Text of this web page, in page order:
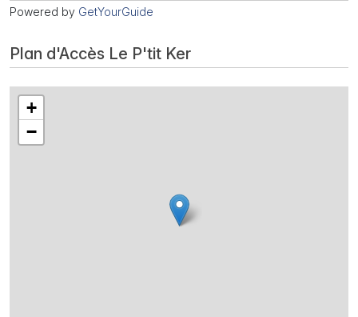
Powered by GetYourGuide
Plan d'Accès Le P'tit Ker
+
−